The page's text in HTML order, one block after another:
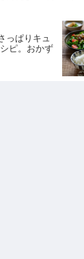
っぱりキュ
ピ。おかず